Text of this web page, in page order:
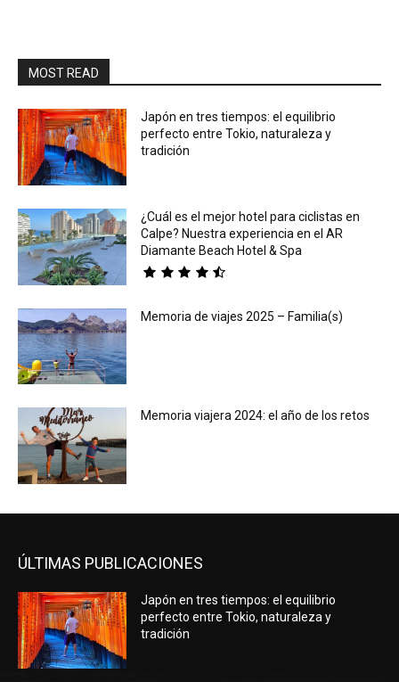
MOST READ
Japón en tres tiempos: el equilibrio
perfecto entre Tokio, naturaleza y
tradición
¿Cuál es el mejor hotel para ciclistas en
Calpe? Nuestra experiencia en el AR
Diamante Beach Hotel & Spa
Memoria de viajes 2025 – Familia(s)
Memoria viajera 2024: el año de los retos
ÚLTIMAS PUBLICACIONES
Japón en tres tiempos: el equilibrio
perfecto entre Tokio, naturaleza y
tradición